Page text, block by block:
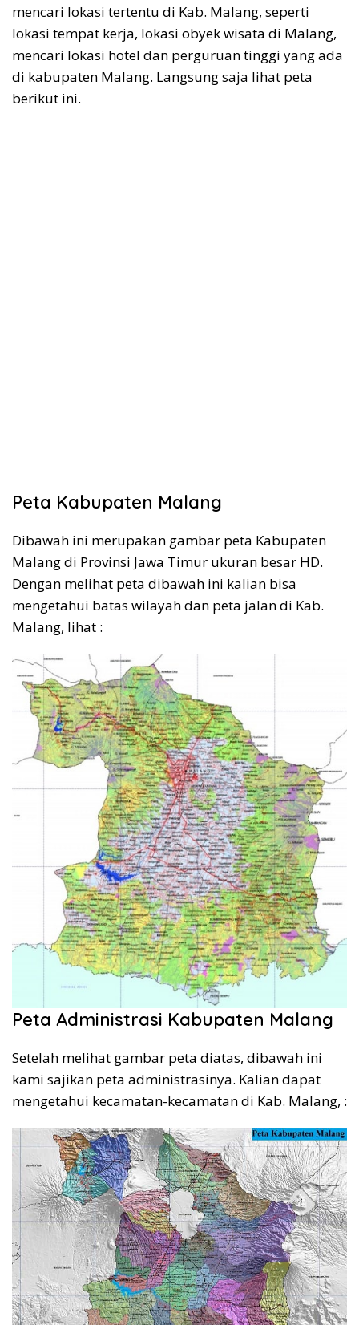
mencari lokasi tertentu di Kab. Malang, seperti
lokasi tempat kerja, lokasi obyek wisata di Malang,
mencari lokasi hotel dan perguruan tinggi yang ada
di kabupaten Malang. Langsung saja lihat peta
berikut ini.
Peta Kabupaten Malang
Dibawah ini merupakan gambar peta Kabupaten
Malang di Provinsi Jawa Timur ukuran besar HD.
Dengan melihat peta dibawah ini kalian bisa
mengetahui batas wilayah dan peta jalan di Kab.
Malang, lihat :
Peta Administrasi Kabupaten Malang
Setelah melihat gambar peta diatas, dibawah ini
kami sajikan peta administrasinya. Kalian dapat
mengetahui kecamatan-kecamatan di Kab. Malang, :